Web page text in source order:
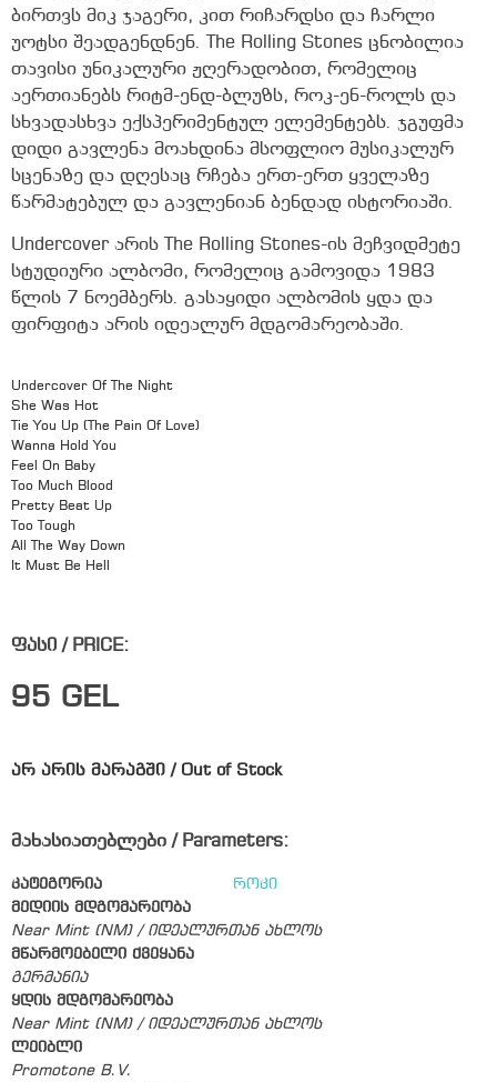
ბირთვს მიკ ჯაგერი, კით რიჩარდსი და ჩარლი
უოტსი შეადგენდნენ. The Rolling Stones ცნობილია
თავისი უნიკალური ჟღერადობით, რომელიც
აერთიანებს რიტმ-ენდ-ბლუზს, როკ-ენ-როლს და
სხვადასხვა ექსპერიმენტულ ელემენტებს. ჯგუფმა
დიდი გავლენა მოახდინა მსოფლიო მუსიკალურ
სცენაზე და დღესაც რჩება ერთ-ერთ ყველაზე
წარმატებულ და გავლენიან ბენდად ისტორიაში.
Undercover არის The Rolling Stones-ის მეჩვიდმეტე
სტუდიური ალბომი, რომელიც გამოვიდა 1983
წლის 7 ნოემბერს. გასაყიდი ალბომის ყდა და
ფირფიტა არის იდეალურ მდგომარეობაში.
Undercover Of The Night
She Was Hot
Tie You Up (The Pain Of Love)
Wanna Hold You
Feel On Baby
Too Much Blood
Pretty Beat Up
Too Tough
All The Way Down
It Must Be Hell
ფასი / PRICE:
95 GEL
არ არის მარაგში / Out of Stock
მახასიათებლები / Parameters:
კატეგორია
როკი
მედიის მდგომარეობა
Near Mint (NM) / იდეალურთან ახლოს
მწარმოებელი ქვეყანა
გერმანია
ყდის მდგომარეობა
Near Mint (NM) / იდეალურთან ახლოს
ლეიბლი
Promotone B.V.